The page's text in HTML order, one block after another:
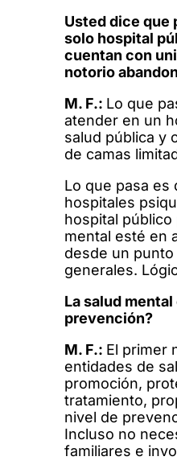
Usted dice que
solo hospital
cuentan con
notorio
M. F.: Lo que
atender en un
salud pública y
de camas
Lo que pasa es
hospitales
hospital
mental esté en
desde un
generales.
La salud
prevención?
M. F.: El primer
entidades de
promoción,
tratamiento,
nivel de
Incluso no
familiares e